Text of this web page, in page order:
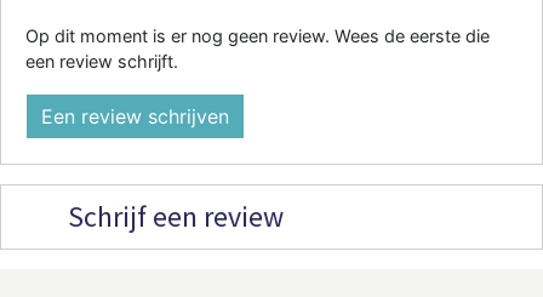
Op dit moment is er nog geen review. Wees de eerste die
een review schrijft.
Een review schrijven
Schrijf een review